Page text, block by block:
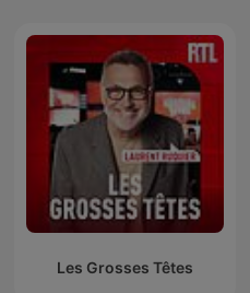
Les Grosses Têtes